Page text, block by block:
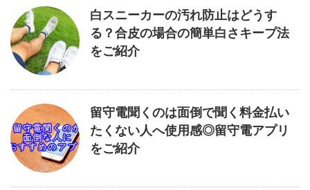
白スニーカーの汚れ防止はどうす
る？合皮の場合の簡単白さキープ法
をご紹介
留守電聞くのは面倒で聞く料金払い
たくない人へ使用感◎留守電アプリ
をご紹介